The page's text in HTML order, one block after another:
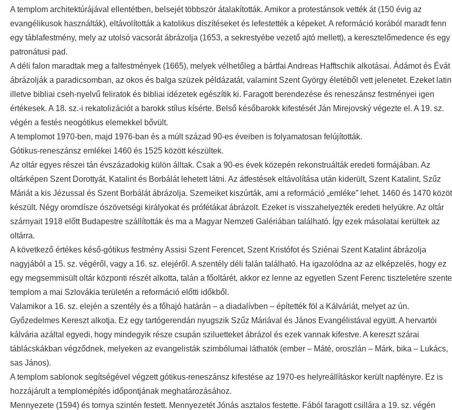
A templom architektúrájával ellentétben, belsejét többször átalakították. Amikor a protestánsok vették át (150 évig az
evangélikusok használták), eltávolították a katolikus díszítéseket és lefestették a képeket. A reformáció korából maradt fenn
egy táblafestmény, mely az utolsó vacsorát ábrázolja (1653, a sekrestyébe vezető ajtó mellett), a keresztelőmedence és egy
patronátusi pad.
A déli falon maradtak meg a falfestmények (1665), melyek vélhetőleg a bártfai Andreas Hafftschik alkotásai. Ádámot és Évát
ábrázolják a paradicsomban, az okos és balga szüzek példázatát, valamint Szent György életéből vett jelenetet. Ezeket
illetve bibliai cseh-nyelvű feliratok és bibliai idézetek egészítik ki. Faragott berendezése és reneszánsz festményei igen
értékesek. A 18. sz.-i rekatolizációt a barokk stílus kísérte. Belső későbarokk kifestését Ján Mirejovský végezte el. A 19. sz.
végén a festés neogótikus elemekkel bővült.
A templomot 1970-ben, majd 1976-ban és a múlt század 90-es éveiben is folyamatosan felújították.
Gótikus-reneszánsz emlékei 1460 és 1525 között készültek.
Az oltár egyes részei tán évszázadokig külön álltak. Csak a 90-es évek közepén rekonstruálták eredeti formájában. Az
oltárképen Szent Dorottyát, Katalint és Borbálát lehetett látni. Az átfestések eltávolítása után kiderült, Szent Katalint, Szűz
Máriát a kis Jézussal és Szent Borbálát ábrázolja. Szemeiket kiszúrták, ami a reformáció „emléke” lehet. 1460 és 1470
készült. Négy oromdísze ószövetségi királyokat és prófétákat ábrázolt. Ezeket is visszahelyezték eredeti helyükre. Az oltár
szárnyait 1918 előtt Budapestre szállították és ma a Magyar Nemzeti Galériában található. Így ezek másolatai kerültek az
oltárra.
A következő értékes késő-gótikus festmény Assisi Szent Ferencet, Szent Kristófot és Sziénai Szent Katalint ábrázolja
nagyjából a 15. sz. végéről, vagy a 16. sz. elejéről. A szentély déli falán található. Ha igazolódna az az elképzelés, hogy ez
egy megsemmisült oltár központi részét alkotta, talán a főoltárét, akkor ez lenne az egyetlen Szent Ferenc tiszteletére
templom a mai Szlovákia területén a reformáció előtti időkből.
Valamikor a 16. sz. elején a szentély és a főhajó határán – a diadalívben – építették föl a Kálváriát, melyet az ún.
Győzedelmes Kereszt alkotja. Ez egy tartógerendán nyugszik Szűz Máriával és János Evangélistával együtt. A hervartói
kálvária azáltal egyedi, hogy mindegyik része csupán sziluetteket ábrázol és ezek vannak kifestve. A kereszt szárai
táblácskákban végződnek, melyeken az evangelisták szimbólumai láthatók (ember – Máté, oroszlán – Márk, bika – Lukács,
sas János).
A templom sablonok segítségével végzett gótikus-reneszánsz kifestése az 1970-es helyreállításkor került napfényre. Ez is
hozzájárult a templomépítés időpontjának meghatározásához.
Mennyezete (1594) és tornya szintén festett. Mennyezetét Jónás asztalos festette. Fából faragott csillára a 19. sz. végén